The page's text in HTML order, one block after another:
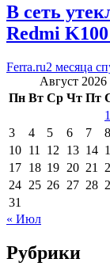
В сеть
Redmi
Ferra.ru2 месяца
Август 2026
Пн Вт Ср Чт Пт
1
3
4 5 6 7 8
10 11 12 13 14
17 18 19 20 21
24 25 26 27 28
31
« Июл
Рубрики